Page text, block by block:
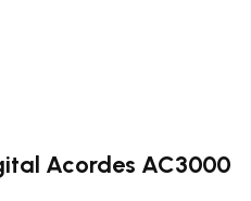
Acordes AC3000